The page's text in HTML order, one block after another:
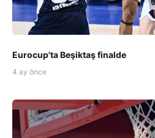
Eurocup'ta Beşiktaş finalde
4 ay önce